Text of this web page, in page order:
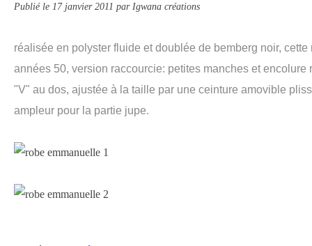
Publié le 17 janvier 2011 par Igwana créations
réalisée en polyster fluide et doublée de bemberg noir,
années 50, version raccourcie: petites manches et encolure
"V" au dos, ajustée à la taille par une ceinture amovible
ampleur pour la partie jupe.